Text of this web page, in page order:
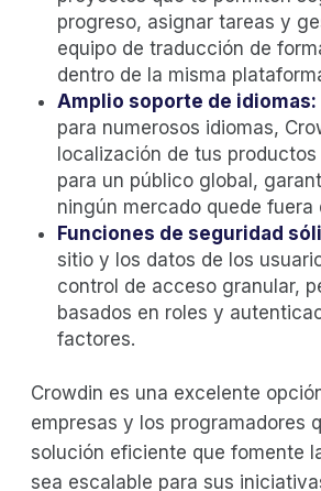
progreso, asignar tareas y
equipo de traducción de
dentro de la misma
Amplio soporte de idiomas:
para numerosos idiomas,
localización de tus
para un público global,
ningún mercado quede fuera
Funciones de seguridad
sitio y los datos de los
control de acceso granular,
basados en roles y
factores.
Crowdin es una excelente
empresas y los programadores
solución eficiente que fomente
sea escalable para sus